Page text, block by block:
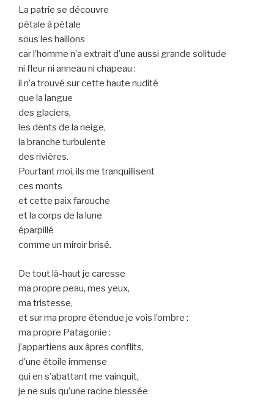
La patrie se découvre
pétale à pétale
sous les haillons
car l’homme n’a extrait d’une aussi grande solitude
ni fleur ni anneau ni chapeau :
il n’a trouvé sur cette haute nudité
que la langue
des glaciers,
les dents de la neige,
la branche turbulente
des rivières.
Pourtant moi, ils me tranquillisent
ces monts
et cette paix farouche
et la corps de la lune
éparpillé
comme un miroir brisé.
De tout là-haut je caresse
ma propre peau, mes yeux,
ma tristesse,
et sur ma propre étendue je vois l’ombre :
ma propre Patagonie :
j’appartiens aux âpres conflits,
d’une étoile immense
qui en s’abattant me vainquit,
je ne suis qu’une racine blessée